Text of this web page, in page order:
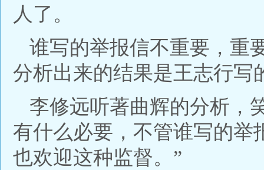
人了。
谁写的举报信不重要，重
分析出来的结果是王志行写
李修远听著曲辉的分析，
有什么必要，不管谁写的举
也欢迎这种监督。”